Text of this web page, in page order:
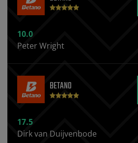
10.0
Peter Wright
BETANO
17.5
Dirk van Duijvenbode